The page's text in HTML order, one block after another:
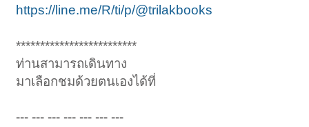
https://line.me/R/ti/p/@trilakbooks
*************************
ท่านสามารถเดินทาง
มาเลือกชมด้วยตนเองได้ที่
--- --- --- --- --- --- ---